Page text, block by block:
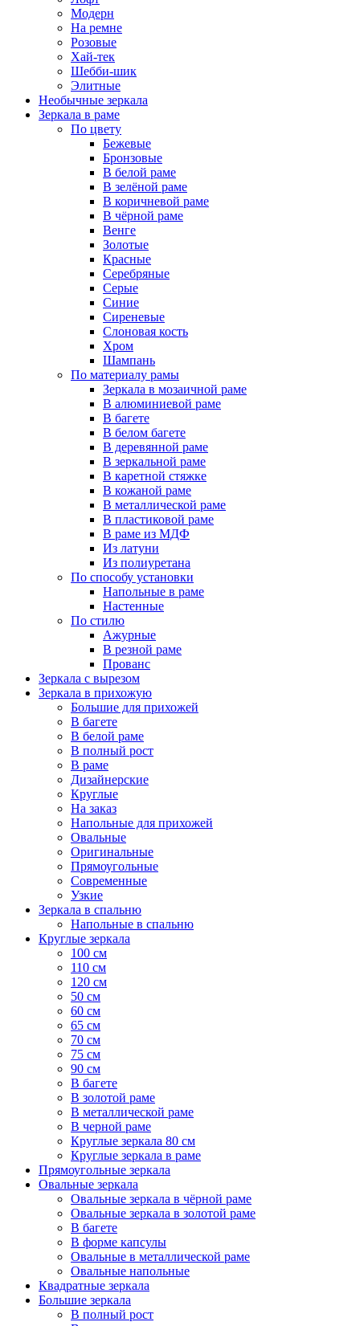
Модерн
На ремне
Розовые
Хай-тек
Шебби-шик
Элитные
Необычные зеркала
Зеркала в раме
По цвету
Бежевые
Бронзовые
В белой раме
В зелёной раме
В коричневой раме
В чёрной раме
Венге
Золотые
Красные
Серебряные
Серые
Синие
Сиреневые
Слоновая кость
Хром
Шампань
По материалу рамы
Зеркала в мозаичной раме
В алюминиевой раме
В багете
В белом багете
В деревянной раме
В зеркальной раме
В каретной стяжке
В кожаной раме
В металлической раме
В пластиковой раме
В раме из МДФ
Из латуни
Из полиуретана
По способу установки
Напольные в раме
Настенные
По стилю
Ажурные
В резной раме
Прованс
Зеркала с вырезом
Зеркала в прихожую
Большие для прихожей
В багете
В белой раме
В полный рост
В раме
Дизайнерские
Круглые
На заказ
Напольные для прихожей
Овальные
Оригинальные
Прямоугольные
Современные
Узкие
Зеркала в спальню
Напольные в спальню
Круглые зеркала
100 см
110 см
120 см
50 см
60 см
65 см
70 см
75 см
90 см
В багете
В золотой раме
В металлической раме
В черной раме
Круглые зеркала 80 см
Круглые зеркала в раме
Прямоугольные зеркала
Овальные зеркала
Овальные зеркала в чёрной раме
Овальные зеркала в золотой раме
В багете
В форме капсулы
Овальные в металлической раме
Овальные напольные
Квадратные зеркала
Большие зеркала
В полный рост